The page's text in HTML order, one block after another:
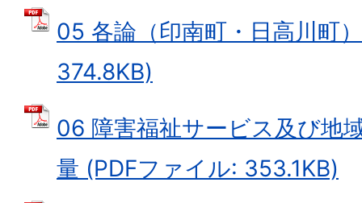
05 各論（印南町・日高川町
374.8KB)
06 障害福祉サービス及び地
量 (PDFファイル: 353.1KB)